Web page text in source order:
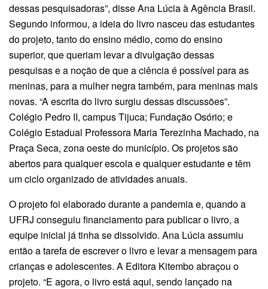
dessas pesquisadoras”, disse Ana Lúcia à Agência Brasil.
Segundo informou, a ideia do livro nasceu das estudantes
do projeto, tanto do ensino médio, como do ensino
superior, que queriam levar a divulgação dessas
pesquisas e a noção de que a ciência é possível para as
meninas, para a mulher negra também, para meninas mais
novas. “A escrita do livro surgiu dessas discussões”.
Colégio Pedro II, campus Tijuca; Fundação Osório; e
Colégio Estadual Professora Maria Terezinha Machado, na
Praça Seca, zona oeste do município. Os projetos são
abertos para qualquer escola e qualquer estudante e têm
um ciclo organizado de atividades anuais.
O projeto foi elaborado durante a pandemia e, quando a
UFRJ conseguiu financiamento para publicar o livro, a
equipe inicial já tinha se dissolvido. Ana Lúcia assumiu
então a tarefa de escrever o livro e levar a mensagem para
crianças e adolescentes. A Editora Kitembo abraçou o
projeto. “E agora, o livro está aqui, sendo lançado na